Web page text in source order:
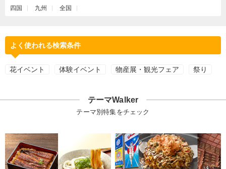
四国 九州 全国
よく使われる検索条件
花イベント 体験イベント 物産展・観光フェア 祭り
テーマWalker
テーマ別特集をチェック